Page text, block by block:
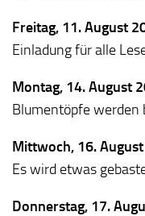
Freitag, 11. August
Einladung für alle
Montag, 14. August
Blumentöpfe werden
Mittwoch, 16.
Es wird etwas
Donnerstag, 17.